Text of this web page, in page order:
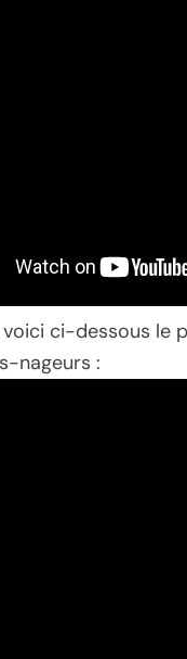
voici ci-dessous le
nageurs :